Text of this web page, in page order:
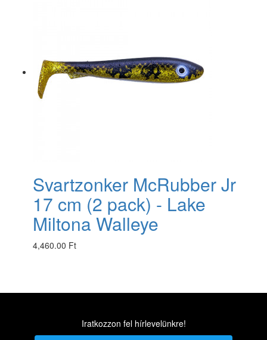
Svartzonker McRubber Jr
17 cm (2 pack) - Lake
Miltona Walleye
4,460.00 Ft
Iratkozzon fel hírlevelünkre!